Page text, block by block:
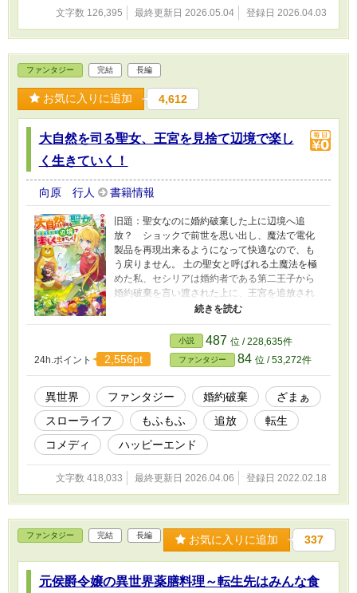
文字数 126,395 最終更新日 2026.05.04 登録日 2026.04.03
ファンタジー 完結 長編
お気に入りに追加 4,612
大自然を司る聖女、王宮を見捨て辺境で楽し
く生きていく！
向原 行人 書籍情報
旧題：聖女なのに婚約破棄した上に辺境へ追
放？ ショックで前世を思い出し、魔法で電化
製品を再現出来るようになって快適なので、も
う戻りません。 土の聖女と呼ばれる土魔法を極
めた私、セシリアは婚約者である第二王子から
婚約破棄を言い渡された上に、王宮を追放され
て辺境の地へ飛ばされてしまった。 とりあえ
ず、辺境の地でも何とか生きていくしかないと
思った物の、着いた先は家どころか人すら居な
い場所だった。 こんな所でどうすれば良いの
と、ショックで頭が真っ白になった瞬間、突然
前世の――日本の某家電量販店の販売員として
働いていた記憶が蘇る。 土魔法で家や畑を作
り、具現化魔法で家電製品を再現し……あ
れ？ 王宮暮らしより遥かに快適なんですけ
ど！ 一方、王宮での私がしていた仕事を出来る
者が居ないらしく、戻って来いと言われるけ
ど、モフモフな動物さんたちと一緒に快適で幸
せに暮らして居るので、お断りします。 ※第○
話：主人公視点 挿話○：タイトルに書かれたキ
24h.ポイント 2,556pt
小説 487 位 / 228,635件
ファンタジー 84 位 / 53,272件
異世界 ファンタジー 婚約破棄
ざまぁ
スローライフ
もふもふ 追放
転生
コメディ
ハッピーエンド
文字数 418,033 最終更新日 2026.04.06 登録日 2022.02.18
ファンタジー 完結 長編 お気に入りに追加 337
元侯爵令嬢の異世界薬膳料理～転生先はみんな食